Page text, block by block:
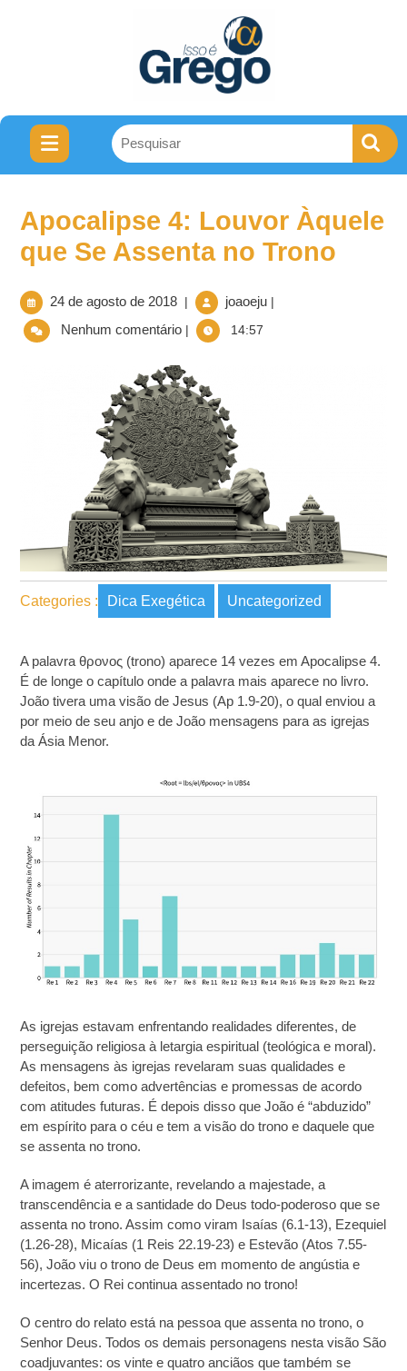
Apocalipse 4: Louvor Àquele
que Se Assenta no Trono
24 de agosto de 2018 | joaoeju |
Nenhum comentário | 14:57
Categories : Dica Exegética Uncategorized
A palavra θρονος (trono) aparece 14 vezes em Apocalipse 4.
É de longe o capítulo onde a palavra mais aparece no livro.
João tivera uma visão de Jesus (Ap 1.9-20), o qual enviou a
por meio de seu anjo e de João mensagens para as igrejas
da Ásia Menor.
As igrejas estavam enfrentando realidades diferentes, de
perseguição religiosa à letargia espiritual (teológica e moral).
As mensagens às igrejas revelaram suas qualidades e
defeitos, bem como advertências e promessas de acordo
com atitudes futuras. É depois disso que João é “abduzido”
em espírito para o céu e tem a visão do trono e daquele que
se assenta no trono.
A imagem é aterrorizante, revelando a majestade, a
transcendência e a santidade do Deus todo-poderoso que se
assenta no trono. Assim como viram Isaías (6.1-13), Ezequiel
(1.26-28), Micaías (1 Reis 22.19-23) e Estevão (Atos 7.55-
56), João viu o trono de Deus em momento de angústia e
incertezas. O Rei continua assentado no trono!
O centro do relato está na pessoa que assenta no trono, o
Senhor Deus. Todos os demais personagens nesta visão São
coadjuvantes: os vinte e quatro anciãos que também se